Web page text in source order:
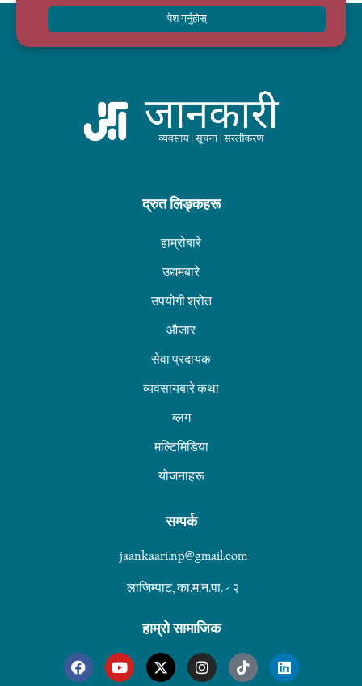
पेश गर्नुहोस्
द्रुत लिङ्कहरू
हाम्रोबारे
उद्यमबारे
उपयोगी श्रोत
औजार
सेवा प्रदायक
व्यवसायबारे कथा
ब्लग
मल्टिमिडिया
योजनाहरू
सम्पर्क
jaankaari.np@gmail.com
लाजिम्पाट, का.म.न.पा. - २
हाम्रो सामाजिक